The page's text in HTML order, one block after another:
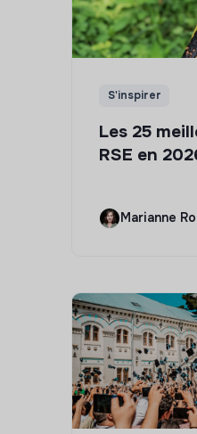
S'inspirer
Les 25
RSE en
Marianne